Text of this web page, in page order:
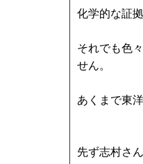
化学的な証
それでも色
せん。
あくまで東
先ず志村さ